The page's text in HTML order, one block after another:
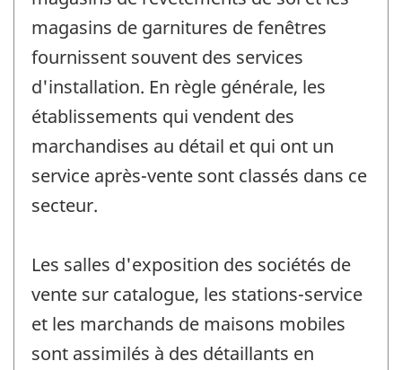
magasins de garnitures de fenêtres
fournissent souvent des services
d'installation. En règle générale, les
établissements qui vendent des
marchandises au détail et qui ont un
service après-vente sont classés dans ce
secteur.
Les salles d'exposition des sociétés de
vente sur catalogue, les stations-service
et les marchands de maisons mobiles
sont assimilés à des détaillants en